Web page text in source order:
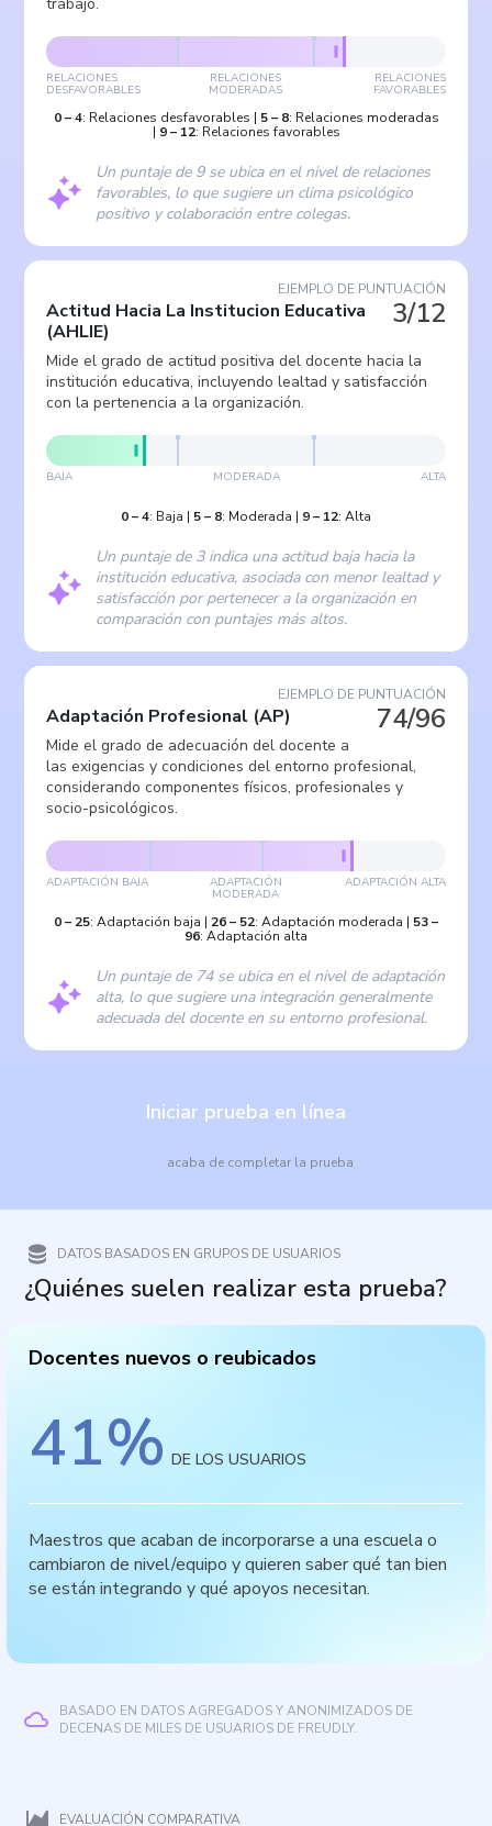
RELACIONES
DESFAVORABLES
RELACIONES
MODERADAS
RELACIONES
FAVORABLES
0–4: Relaciones desfavorables | 5– 8: Relaciones moderadas
| 9– 12: Relaciones favorables
Un puntaje de 9 se ubica en el nivel de relaciones
favorables, lo que sugiere un clima psicológico
positivo y colaboración entre colegas.
EJEMPLO DE PUNTUACIÓN
3/12
Actitud Hacia La Institucion Educativa
(AHLIE)
Mide el grado de actitud positiva del docente hacia la
institución educativa, incluyendo lealtad y satisfacción
con la pertenencia a la organización.
BAJA MODERADA ALTA
0–4: Baja | 5– 8: Moderada | 9– 12: Alta
Un puntaje de 3 indica una actitud baja hacia la
institución educativa, asociada con menor lealtad y
satisfacción por pertenecer a la organización en
comparación con puntajes más altos.
EJEMPLO DE PUNTUACIÓN
74/96
Adaptación Profesional (AP)
Mide el grado de adecuación del docente a
las exigencias y condiciones del entorno profesional,
considerando componentes físicos, profesionales y
socio-psicológicos.
ADAPTACIÓN BAJA ADAPTACIÓN
MODERADA
ADAPTACIÓN ALTA
0– 25: Adaptación baja | 26– 52: Adaptación moderada | 53–
96: Adaptación alta
Un puntaje de 74 se ubica en el nivel de adaptación
alta, lo que sugiere una integración generalmente
adecuada del docente en su entorno profesional.
Iniciar prueba en línea
acaba de completar la prueba
DATOS BASADOS EN GRUPOS DE USUARIOS
¿Quiénes suelen realizar esta prueba?
Docentes nuevos o reubicados
41% DE LOS USUARIOS
Maestros que acaban de incorporarse a una escuela o
cambiaron de nivel/equipo y quieren saber qué tan bien
se están integrando y qué apoyos necesitan.
BASADO EN DATOS AGREGADOS Y ANONIMIZADOS DE
DECENAS DE MILES DE USUARIOS DE FREUDLY.
EVALUACIÓN COMPARATIVA